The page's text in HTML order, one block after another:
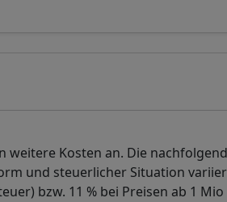
Kosten an. Die
und steuerlicher Situation
bzw. 11 % bei Preisen ab 1